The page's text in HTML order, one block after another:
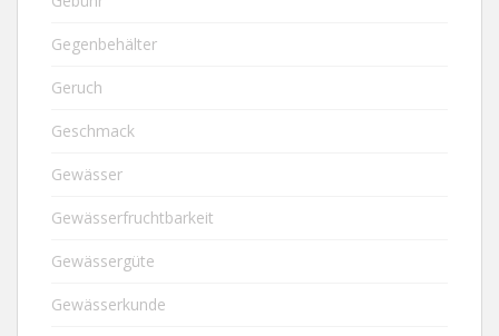
Gegenbehälter
Geruch
Geschmack
Gewässer
Gewässerfruchtbarkeit
Gewässergüte
Gewässerkunde